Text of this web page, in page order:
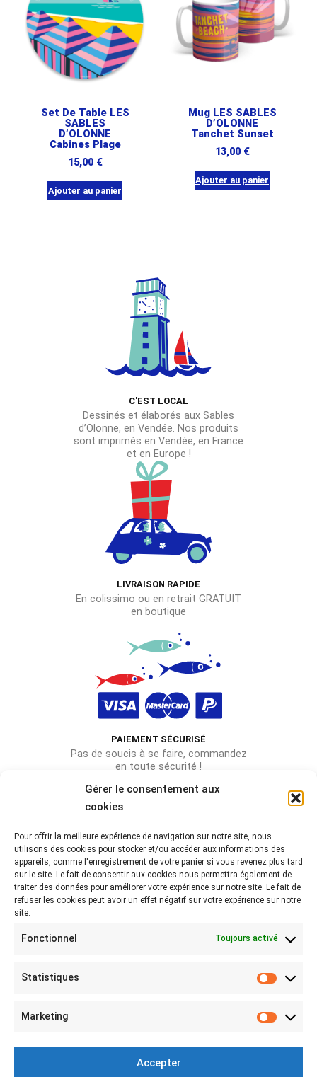
Gérer le consentement aux
cookies
Pour offrir la meilleure expérience de navigation sur notre site, nous
utilisons des cookies pour stocker et/ou accéder aux informations des
appareils, comme l'enregistrement de votre panier si vous revenez plus tard
sur le site. Le fait de consentir aux cookies nous permettra également de
traiter des données pour améliorer votre expérience sur notre site. Le fait de
refuser les cookies peut avoir un effet négatif sur votre expérience sur notre
site.
Fonctionnel Toujours activé
Statistiques
Marketing
Accepter
Set De Table LES
SABLES
D’OLONNE
Cabines Plage
15,00 €
Ajouter au panier
Mug LES SABLES
D’OLONNE
Tanchet Sunset
13,00 €
Ajouter au panier
C'EST LOCAL
Dessinés et élaborés aux Sables
d’Olonne, en Vendée. Nos produits
sont imprimés en Vendée, en France
et en Europe !
LIVRAISON RAPIDE
En colissimo ou en retrait GRATUIT
en boutique
PAIEMENT SÉCURISÉ
Pas de soucis à se faire, commandez
en toute sécurité !
Rejoignez-nous sur les réseaux !
Partagez-nous vos photos avec le hashtag
#lebeaubazar